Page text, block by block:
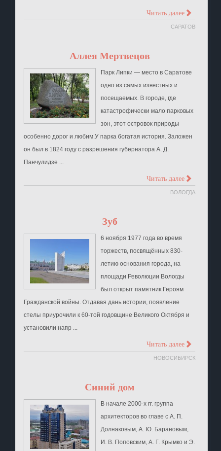
Читать далее >
САРАТОВ
Аллея Мертвецов
Парк Липки — место в Саратове
одно из самых известных и
посещаемых. В городе, где
катастрофически мало парковых
зон, этот островок природы
особенно дорог и любим.У парка богатая история. Заложен
он был в 1824 году с разрешения губернатора А. Д.
Панчулидзе ...
Читать далее >
ВОЛОГДА
Зуб
6 ноября 1977 года во время
торжеств, посвящённых 830-
летию основания города, на
площади Революции Вологды
был открыт памятник Героям
Гражданской войны. Отдавая дань истории, появление
стелы приурочили к 60-той годовщине Великого Октября и
установили напр ...
Читать далее >
НОВОСИБИРСК
Синий дом
В начале 2000-х гг. группа
архитекторов во главе с А. П.
Долнаковым, А. Ю. Барановым,
И. В. Поповским, А. Г. Крымко и Э.